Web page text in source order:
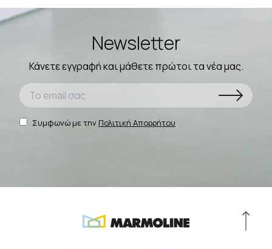
Newsletter
Κάνετε εγγραφή και μάθετε πρώτοι τα νέα μας.
Συμφωνώ με την Πολιτική Απορρήτου